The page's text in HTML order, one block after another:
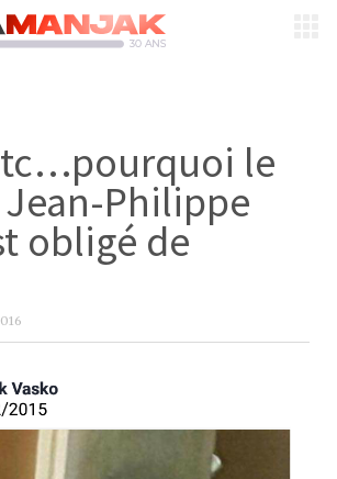
le
Philippe
obligé de